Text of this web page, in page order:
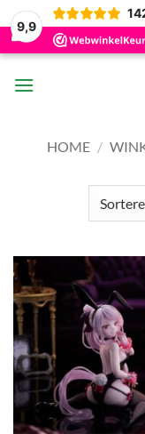
9,9
Ga
naar
HOME /